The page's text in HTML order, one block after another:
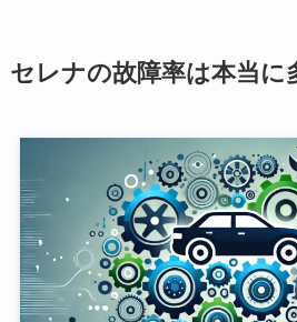
セレナの故障率は本当に